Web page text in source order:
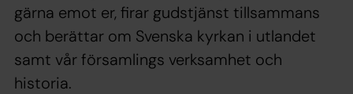
gärna emot er, firar gudstjänst tillsammans
och berättar om Svenska kyrkan i utlandet
samt vår församlings verksamhet och
historia.